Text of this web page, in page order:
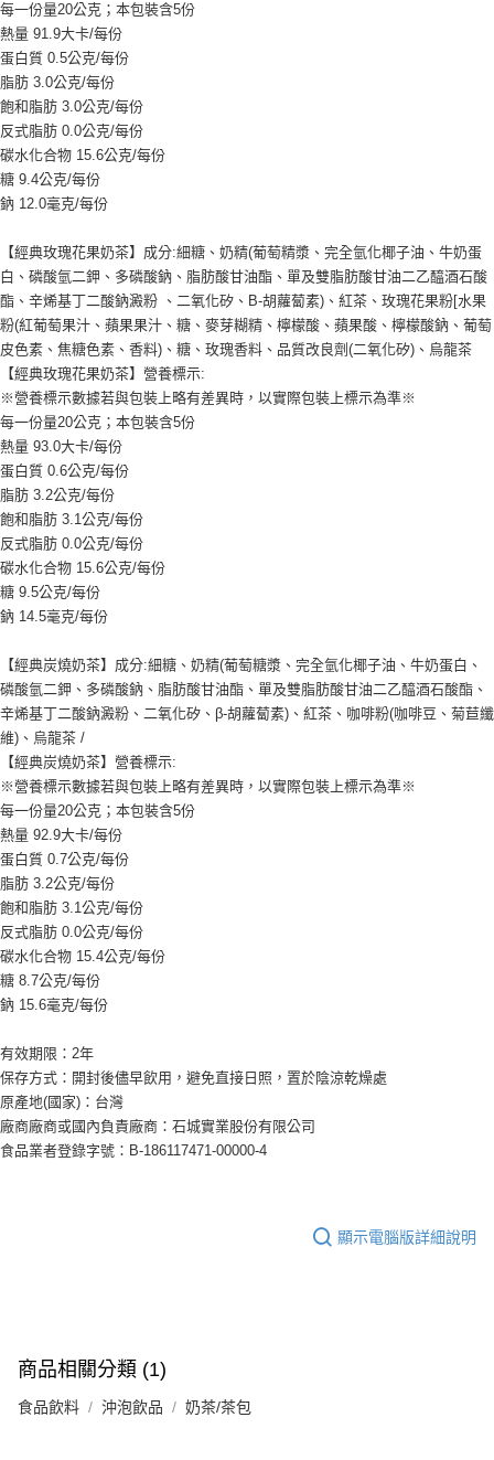
每一份量20公克；本包裝含5份
熱量 91.9大卡/每份
蛋白質 0.5公克/每份
脂肪 3.0公克/每份
飽和脂肪 3.0公克/每份
反式脂肪 0.0公克/每份
碳水化合物 15.6公克/每份
糖 9.4公克/每份
鈉 12.0毫克/每份
【經典玫瑰花果奶茶】成分:細糖、奶精(葡萄精漿、完全氫化椰子油、牛奶蛋
白、磷酸氫二鉀、多磷酸鈉、脂肪酸甘油酯、單及雙脂肪酸甘油二乙醯酒石酸
酯、辛烯基丁二酸鈉澱粉 、二氧化矽、B-胡蘿蔔素)、紅茶、玫瑰花果粉[水果
粉(紅葡萄果汁、蘋果果汁、糖、麥芽糊精、檸檬酸、蘋果酸、檸檬酸鈉、葡萄
皮色素、焦糖色素、香料)、糖、玫瑰香料、品質改良劑(二氧化矽)、烏龍茶
【經典玫瑰花果奶茶】營養標示:
※營養標示數據若與包裝上略有差異時，以實際包裝上標示為準※
每一份量20公克；本包裝含5份
熱量 93.0大卡/每份
蛋白質 0.6公克/每份
脂肪 3.2公克/每份
飽和脂肪 3.1公克/每份
反式脂肪 0.0公克/每份
碳水化合物 15.6公克/每份
糖 9.5公克/每份
鈉 14.5毫克/每份
【經典炭燒奶茶】成分:細糖、奶精(葡萄糖漿、完全氫化椰子油、牛奶蛋白、
磷酸氫二鉀、多磷酸鈉、脂肪酸甘油酯、單及雙脂肪酸甘油二乙醯酒石酸酯、
辛烯基丁二酸鈉澱粉、二氧化矽、β-胡蘿蔔素)、紅茶、咖啡粉(咖啡豆、菊苣纖
維)、烏龍茶 /
【經典炭燒奶茶】營養標示:
※營養標示數據若與包裝上略有差異時，以實際包裝上標示為準※
每一份量20公克；本包裝含5份
熱量 92.9大卡/每份
蛋白質 0.7公克/每份
脂肪 3.2公克/每份
飽和脂肪 3.1公克/每份
反式脂肪 0.0公克/每份
碳水化合物 15.4公克/每份
糖 8.7公克/每份
鈉 15.6毫克/每份
有效期限：2年
保存方式：開封後儘早飲用，避免直接日照，置於陰涼乾燥處
原產地(國家)：台灣
廠商廠商或國內負責廠商：石城實業股份有限公司
食品業者登錄字號：B-186117471-00000-4
顯示電腦版詳細說明
商品相關分類 (1)
食品飲料 沖泡飲品 奶茶/茶包